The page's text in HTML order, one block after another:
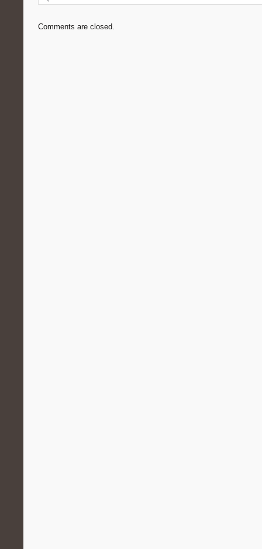
Comments are closed.